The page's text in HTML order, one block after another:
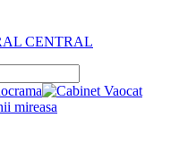
CENTRAL
Escape